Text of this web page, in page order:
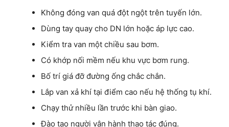
Không đóng van quá đột ngột trên tuyến lớn.
Dùng tay quay cho DN lớn hoặc áp lực cao.
Kiểm tra van một chiều sau bơm.
Có khớp nối mềm nếu khu vực bơm rung.
Bố trí giá đỡ đường ống chắc chắn.
Lắp van xả khí tại điểm cao nếu hệ thống tụ khí.
Chạy thử nhiều lần trước khi bàn giao.
Đào tạo người vận hành thao tác đúng.